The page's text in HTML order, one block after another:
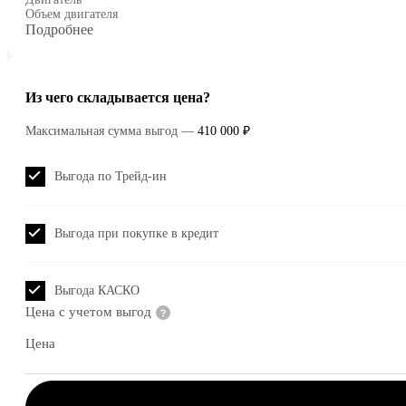
Объем двигателя
Подробнее
Из чего складывается цена?
Максимальная сумма выгод — 410 000 ₽
Выгода по Трейд-ин
Выгода при покупке в кредит
Выгода КАСКО
Цена с учетом выгод
Цена